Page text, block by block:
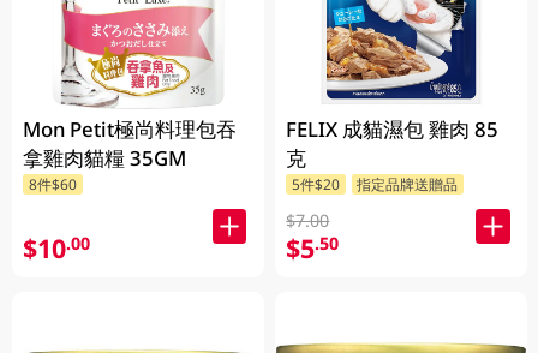
Mon Petit極尚料理包吞
拿雞肉貓糧 35GM
8件$60
$10.00
FELIX 成貓濕包 雞肉 85
克
5件$20 指定品牌送贈品
$7.00
$5.50